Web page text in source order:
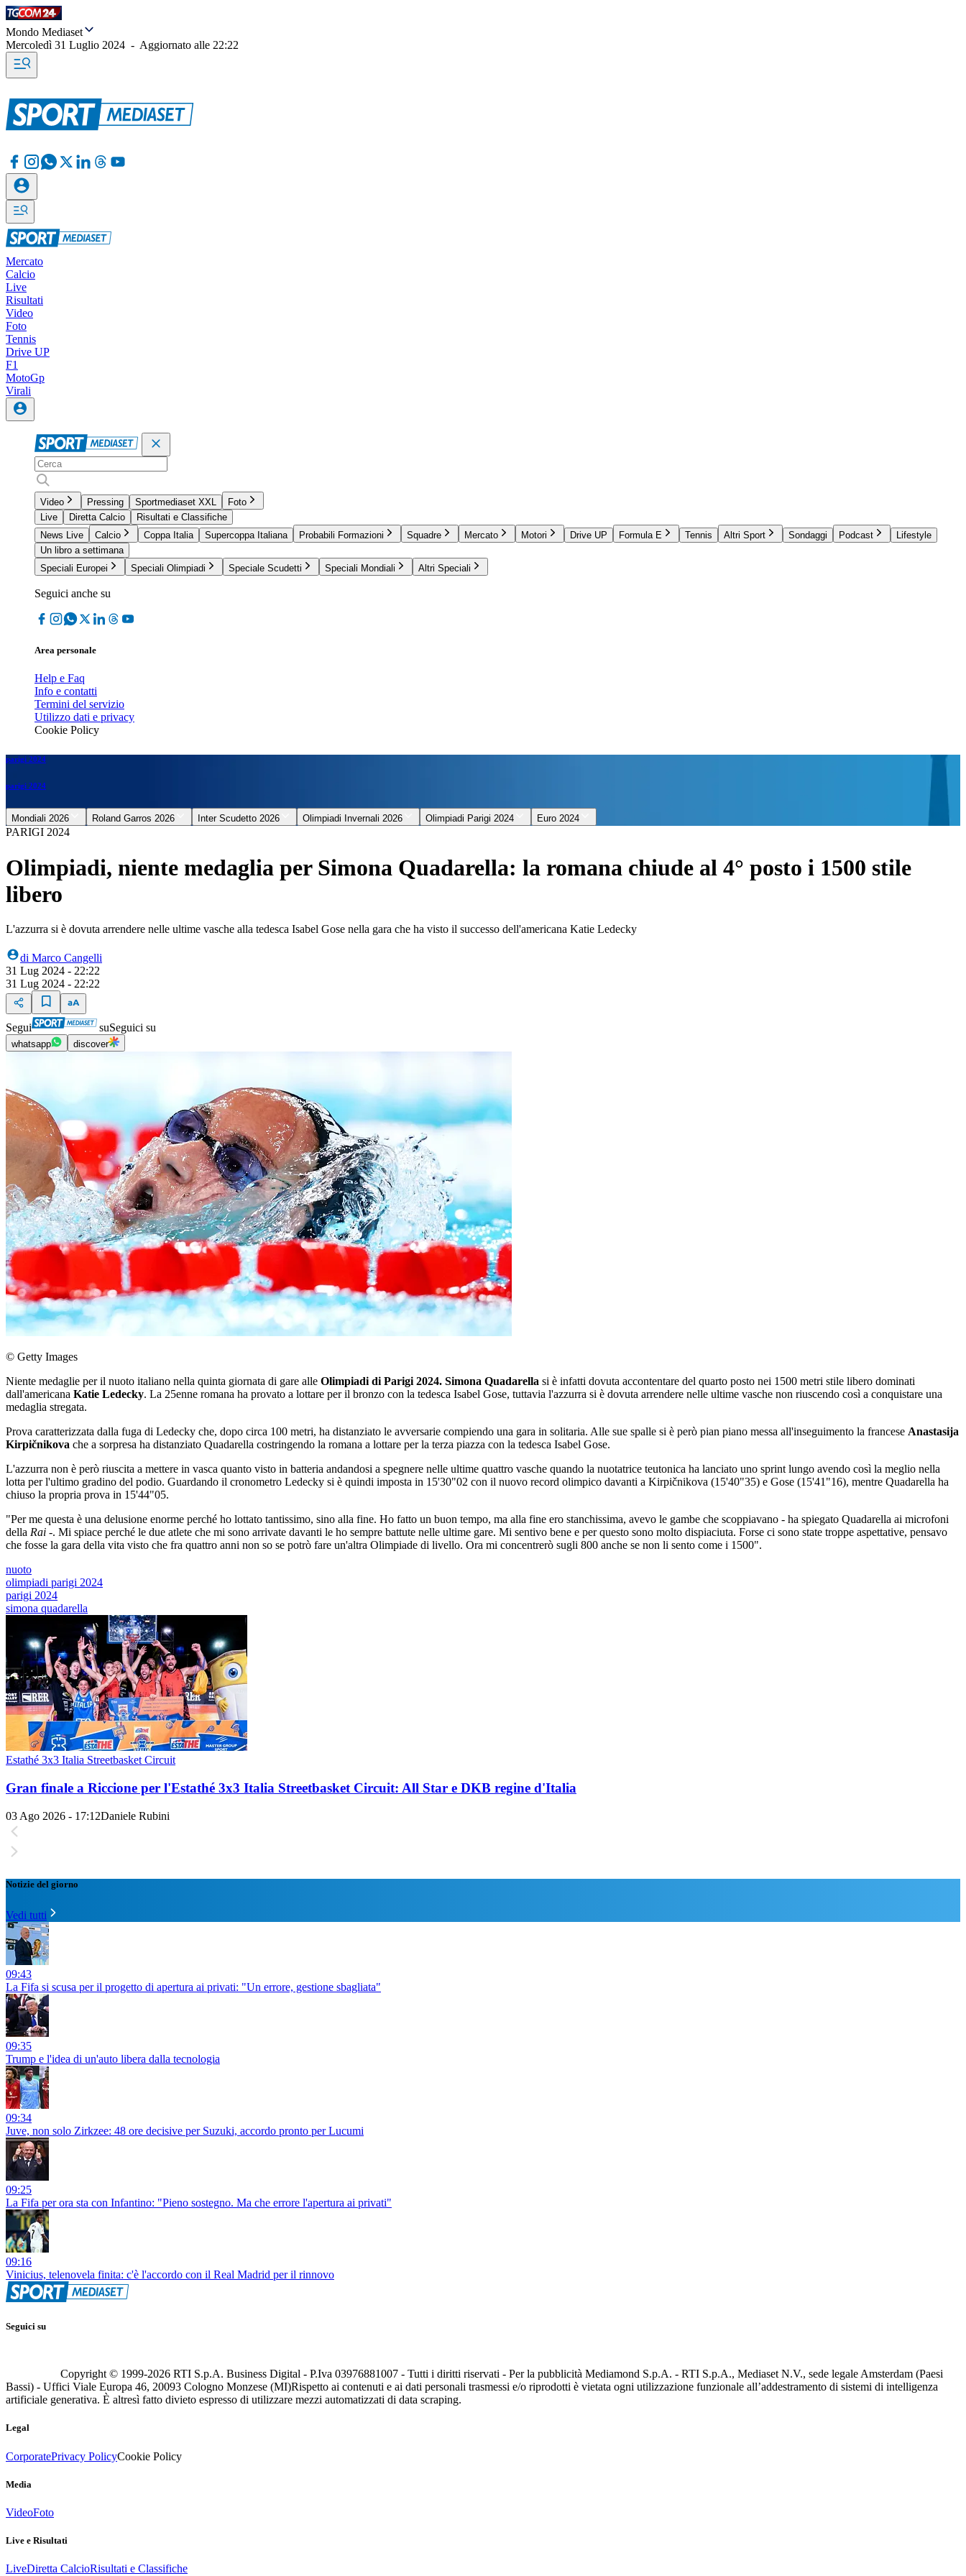
Mondo Mediaset
Mercoledì 31 Luglio 2024 - Aggiornato alle 22:22
Mercato
Calcio
Live
Risultati
Video
Foto
Tennis
Drive UP
F1
MotoGp
Virali
Video Pressing Sportmediaset XXL
Foto
Live
Diretta Calcio
Risultati e Classifiche
News Live
Calcio Coppa Italia Supercoppa Italiana Probabili Formazioni Squadre Mercato Motori Drive UP Formula E Tennis Altri Sport Sondaggi Podcast
Lifestyle
Un libro a settimana
Speciali Europei
Speciali Olimpiadi Speciale Scudetti Speciali Mondiali Altri Speciali
Seguici anche su
Area personale
Help e Faq
Info e contatti
Termini del servizio
Utilizzo dati e privacy
Cookie Policy
parigi 2024
parigi 2024
Mondiali 2026 Roland Garros 2026 Inter Scudetto 2026 Olimpiadi Invernali 2026 Olimpiadi Parigi 2024 Euro 2024
PARIGI 2024
Olimpiadi, niente medaglia per Simona Quadarella: la romana chiude al 4° posto i 1500 stile
libero
L'azzurra si è dovuta arrendere nelle ultime vasche alla tedesca Isabel Gose nella gara che ha visto il successo dell'americana Katie Ledecky
di Marco Cangelli
31 Lug 2024 - 22:22
31 Lug 2024 - 22:22
Segui suSeguici su
whatsapp discover
© Getty Images
Niente medaglie per il nuoto italiano nella quinta giornata di gare alle Olimpiadi di Parigi 2024. Simona Quadarella si è infatti dovuta accontentare del quarto posto nei 1500 metri stile libero dominati
dall'americana Katie Ledecky. La 25enne romana ha provato a lottare per il bronzo con la tedesca Isabel Gose, tuttavia l'azzurra si è dovuta arrendere nelle ultime vasche non riuscendo così a conquistare una
medaglia stregata.
Prova caratterizzata dalla fuga di Ledecky che, dopo circa 100 metri, ha distanziato le avversarie compiendo una gara in solitaria. Alle sue spalle si è però pian piano messa all'inseguimento la francese Anastasija
Kirpičnikova che a sorpresa ha distanziato Quadarella costringendo la romana a lottare per la terza piazza con la tedesca Isabel Gose.
L'azzurra non è però riuscita a mettere in vasca quanto visto in batteria andandosi a spegnere nelle ultime quattro vasche quando la nuotatrice teutonica ha lanciato uno sprint lungo avendo così la meglio nella
lotta per l'ultimo gradino del podio. Guardando il cronometro Ledecky si è quindi imposta in 15'30"02 con il nuovo record olimpico davanti a Kirpičnikova (15'40"35) e Gose (15'41"16), mentre Quadarella ha
chiuso la propria prova in 15'44"05.
"Per me questa è una delusione enorme perché ho lottato tantissimo, sino alla fine. Ho fatto un buon tempo, ma alla fine ero stanchissima, avevo le gambe che scoppiavano - ha spiegato Quadarella ai microfoni
della Rai -. Mi spiace perché le due atlete che mi sono arrivate davanti le ho sempre battute nelle ultime gare. Mi sentivo bene e per questo sono molto dispiaciuta. Forse ci sono state troppe aspettative, pensavo
che fosse la gara della vita visto che fra quattro anni non so se potrò fare un'altra Olimpiade di livello. Ora mi concentrerò sugli 800 anche se non li sento come i 1500".
nuoto
olimpiadi parigi 2024
parigi 2024
simona quadarella
Estathé 3x3 Italia Streetbasket Circuit
Gran finale a Riccione per l'Estathé 3x3 Italia Streetbasket Circuit: All Star e DKB regine d'Italia
03 Ago 2026 - 17:12Daniele Rubini
Notizie del giorno
Vedi tutti
09:43
La Fifa si scusa per il progetto di apertura ai privati: "Un errore, gestione sbagliata"
09:35
Trump e l'idea di un'auto libera dalla tecnologia
09:34
Juve, non solo Zirkzee: 48 ore decisive per Suzuki, accordo pronto per Lucumi
09:25
La Fifa per ora sta con Infantino: "Pieno sostegno. Ma che errore l'apertura ai privati"
09:16
Vinicius, telenovela finita: c'è l'accordo con il Real Madrid per il rinnovo
Seguici su
Copyright © 1999-2026 RTI S.p.A. Business Digital - P.Iva 03976881007 - Tutti i diritti riservati - Per la pubblicità Mediamond S.p.A. - RTI S.p.A., Mediaset N.V., sede legale Amsterdam (Paesi
Bassi) - Uffici Viale Europa 46, 20093 Cologno Monzese (MI)Rispetto ai contenuti e ai dati personali trasmessi e/o riprodotti è vietata ogni utilizzazione funzionale all’addestramento di sistemi di intelligenza
artificiale generativa. È altresì fatto divieto espresso di utilizzare mezzi automatizzati di data scraping.
Legal
CorporatePrivacy PolicyCookie Policy
Media
VideoFoto
Live e Risultati
LiveDiretta CalcioRisultati e Classifiche